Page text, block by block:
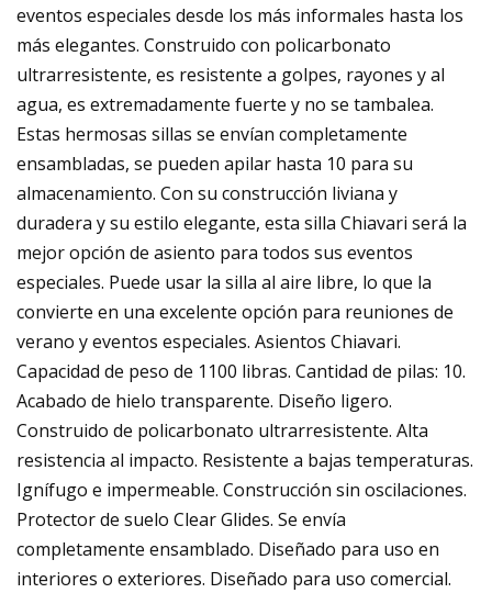
eventos especiales desde los más informales hasta los
más elegantes. Construido con policarbonato
ultrarresistente, es resistente a golpes, rayones y al
agua, es extremadamente fuerte y no se tambalea.
Estas hermosas sillas se envían completamente
ensambladas, se pueden apilar hasta 10 para su
almacenamiento. Con su construcción liviana y
duradera y su estilo elegante, esta silla Chiavari será la
mejor opción de asiento para todos sus eventos
especiales. Puede usar la silla al aire libre, lo que la
convierte en una excelente opción para reuniones de
verano y eventos especiales. Asientos Chiavari.
Capacidad de peso de 1100 libras. Cantidad de pilas: 10.
Acabado de hielo transparente. Diseño ligero.
Construido de policarbonato ultrarresistente. Alta
resistencia al impacto. Resistente a bajas temperaturas.
Ignífugo e impermeable. Construcción sin oscilaciones.
Protector de suelo Clear Glides. Se envía
completamente ensamblado. Diseñado para uso en
interiores o exteriores. Diseñado para uso comercial.